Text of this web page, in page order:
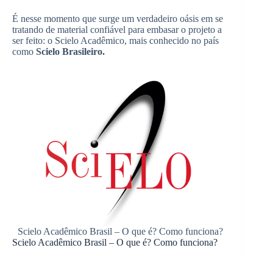
É nesse momento que surge um verdadeiro oásis em se
tratando de material confiável para embasar o projeto a
ser feito: o Scielo Acadêmico, mais conhecido no país
como Scielo Brasileiro.
Scielo Acadêmico Brasil – O que é? Como funciona?
Scielo Acadêmico Brasil – O que é? Como funciona?